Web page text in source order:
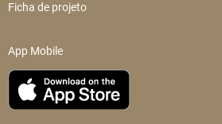
Ficha de projeto
App Mobile